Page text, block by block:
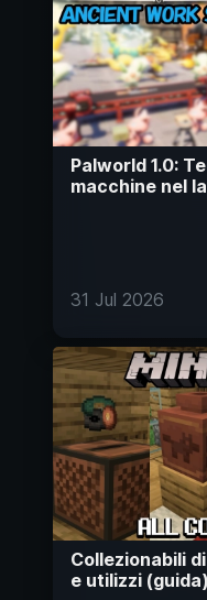
Palworld 1.0:
macchine nel
31 Jul 2026
Collezionabili
e utilizzi (guida)